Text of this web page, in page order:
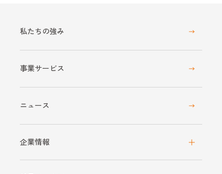
私たちの強み
事業サービス
ニュース
企業情報